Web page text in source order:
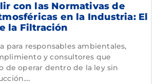
con las Normativas de
en la Industria: El
la Filtración
para responsables ambientales,
y consultores que
de operar dentro de la ley sin